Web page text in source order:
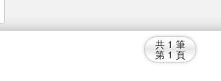
共 1 筆
第 1 頁